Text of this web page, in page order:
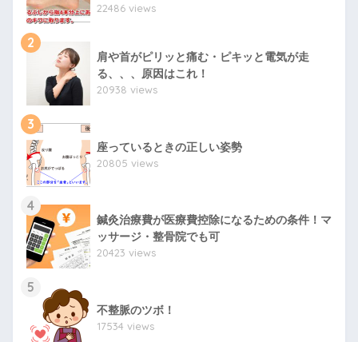
22486 views
2
肩や首がピリッと痛む・ピキッと電気が走
る、、、原因はこれ！
20938 views
3
座っているときの正しい姿勢
20805 views
4
鍼灸治療費が医療費控除になるための条件！マ
ッサージ・整骨院でも可
20423 views
5
不整脈のツボ！
17534 views